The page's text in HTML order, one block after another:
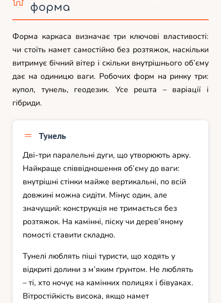
форма
Форма каркаса визначає три ключові властивості:
чи стоїть намет самостійно без розтяжок, наскільки
витримує бічний вітер і скільки внутрішнього об’єму
дає на одиницю ваги. Робочих форм на ринку три:
купол, тунель, геодезик. Усе решта – варіації і
гібриди.
Тунель
Дві-три паралельні дуги, що утворюють арку.
Найкраще співвідношення об’єму до ваги:
внутрішні стінки майже вертикальні, по всій
довжині можна сидіти. Мінус один, але
значущий: конструкція не тримається без
розтяжок. На камінні, піску чи дерев’яному
помості ставити складно.
Тунелі люблять піші туристи, що ходять у
відкриті долини з м’яким ґрунтом. Не люблять
– ті, хто ночує на камінних полицях і бівуаках.
Вітростійкість висока, якщо намет